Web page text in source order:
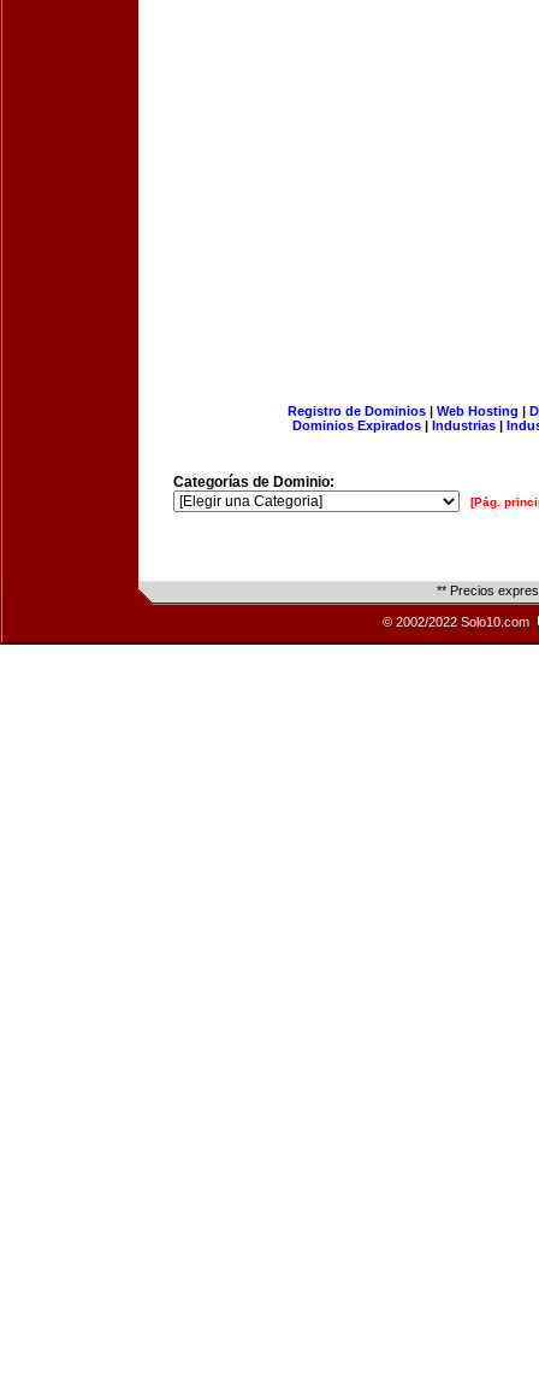
Registro de Dominios| Web Hosting |
Dominios Expirados | Industrias |
Categorías de Dominio:
[Pág.
** Precios
© 2002/2022 Solo10.com